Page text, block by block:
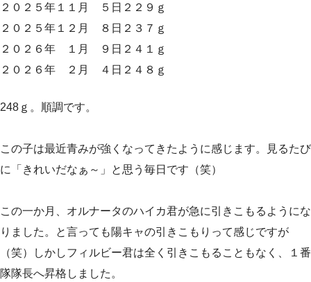
２０２５年１１月 ５日２２９ｇ
２０２５年１２月 ８日２３７ｇ
２０２６年 １月 ９日２４１ｇ
２０２６年 ２月 ４日２４８ｇ
248ｇ。順調です。
この子は最近青みが強くなってきたように感じます。見るたび
に「きれいだなぁ～」と思う毎日です（笑）
この一か月、オルナータのハイカ君が急に引きこもるようにな
りました。と言っても陽キャの引きこもりって感じですが
（笑）しかしフィルビー君は全く引きこもることもなく、１番
隊隊長へ昇格しました。